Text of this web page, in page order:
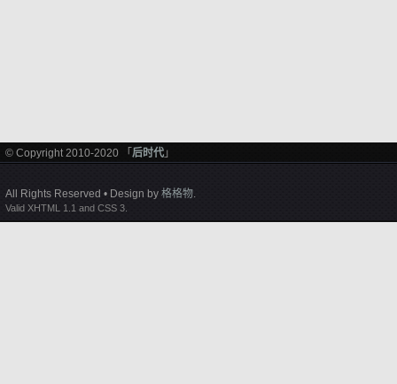
© Copyright 2010-2020 「 后时代 」
All Rights Reserved • Design by 格格物.
Valid XHTML 1.1 and CSS 3.